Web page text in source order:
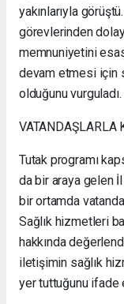
yakınlarıyla
görevlerinden
memnuniyetini
devam etmesi için
olduğunu vurguladı.
VATANDAŞLARLA
Tutak programı
da bir araya gelen
bir ortamda
Sağlık hizmetleri
hakkında
iletişimin sağlık
yer tuttuğunu ifade